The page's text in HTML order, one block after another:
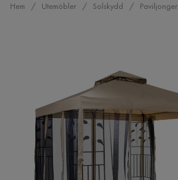
Hem Utemöbler Solskydd Paviljonger